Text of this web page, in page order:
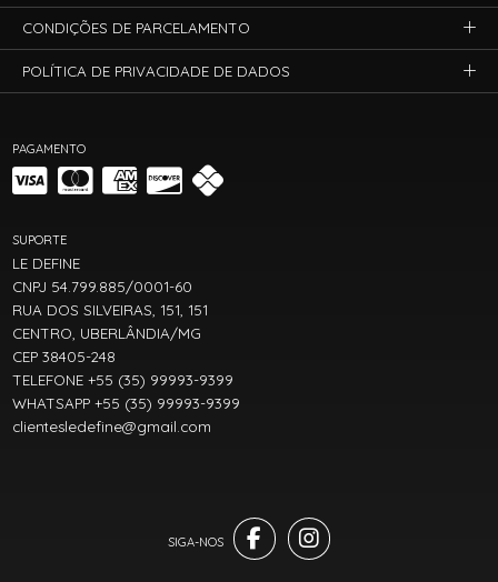
PAGAMENTO
SUPORTE
LE DEFINE
CNPJ 54.799.885/0001-60
RUA DOS SILVEIRAS, 151, 151
CENTRO, UBERLÂNDIA/MG
CEP 38405-248
TELEFONE +55 (35) 99993-9399
WHATSAPP +55 (35) 99993-9399
clientesledefine@gmail.com
CONDIÇÕES DE PARCELAMENTO
POLÍTICA DE PRIVACIDADE DE DADOS